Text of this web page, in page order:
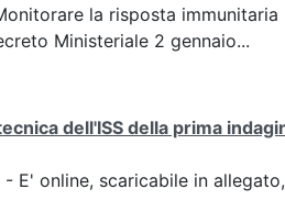
la risposta
Ministeriale 2 gennaio...
dell'ISS della prima
- E' online, scaricabile in